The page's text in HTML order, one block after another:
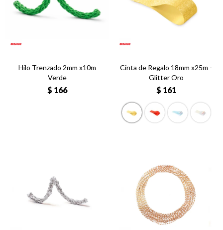
Hilo Trenzado 2mm x10m
Verde
$ 166
Cinta de Regalo 18mm x25m -
Glitter Oro
$ 161